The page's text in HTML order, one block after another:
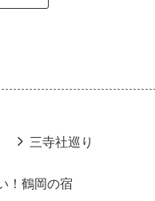
三寺社巡り
！鶴岡の宿